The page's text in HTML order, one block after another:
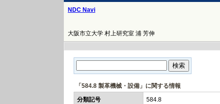
NDC Navi
大阪市立大学 村上研究室 浦 芳伸
「584.8 製革機械・設備」に関する情報
分類記号
584.8